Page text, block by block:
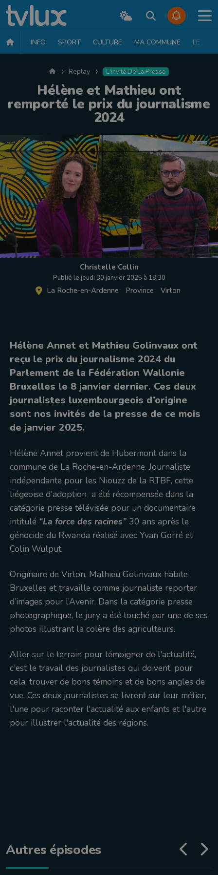
INFO SPORT CULTURE MA COMMUNE LE JT
AccueilReplay L'invité De La Presse
Hélène et Mathieu ont
remporté le prix du journalisme
2024
Christelle Collin
Publié le jeudi 30 janvier 2025 à 18:30
La Roche-en-Ardenne Province Virton
Hélène Annet et Mathieu Golinvaux ont
reçu le prix du journalisme 2024 du
Parlement de la Fédération Wallonie
Bruxelles le 8 janvier dernier. Ces deux
journalistes luxembourgeois d’origine
sont nos invités de la presse de ce mois
de janvier 2025.
Hélène Annet provient de Hubermont dans la
commune de La Roche-en-Ardenne. Journaliste
indépendante pour les Niouzz de la RTBF, cette
liégeoise d'adoption a été récompensée dans la
catégorie presse télévisée pour un documentaire
intitulé “La force des racines” 30 ans après le
génocide du Rwanda réalisé avec Yvan Gorré et
Colin Wulput.
Originaire de Virton, Mathieu Golinvaux habite
Bruxelles et travaille comme journaliste reporter
d’images pour l’Avenir. Dans la catégorie presse
photographique, le jury a été touché par une de ses
photos illustrant la colère des agriculteurs.
Aller sur le terrain pour témoigner de l'actualité,
c'est le travail des journalistes qui doivent, pour
cela, trouver de bons témoins et de bons angles de
vue. Ces deux journalistes se livrent sur leur métier,
l'une pour raconter l'actualité aux enfants et l'autre
pour illustrer l'actualité des régions.
Autres épisodes